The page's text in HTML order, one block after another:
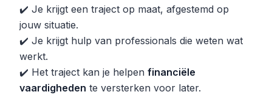
✔️ Je krijgt een traject op maat, afgestemd op
jouw situatie.
✔️ Je krijgt hulp van professionals die weten wat
werkt.
✔️ Het traject kan je helpen financiële
vaardigheden te versterken voor later.